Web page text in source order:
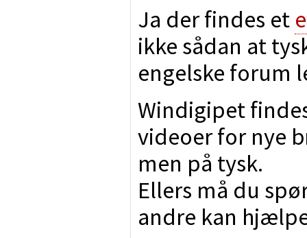
Ja der findes et
ikke sådan at
engelske forum
Windigipet
videoer for nye
men på tysk.
Ellers må du
andre kan